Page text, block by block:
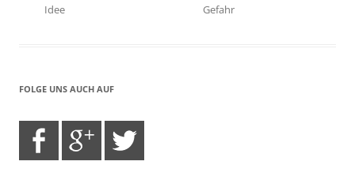
Idee
Gefahr
FOLGE UNS AUCH AUF